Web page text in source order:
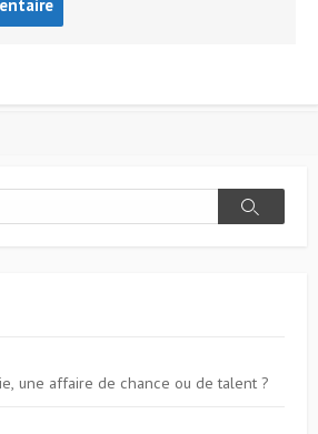
Search
une affaire de chance ou de talent ?